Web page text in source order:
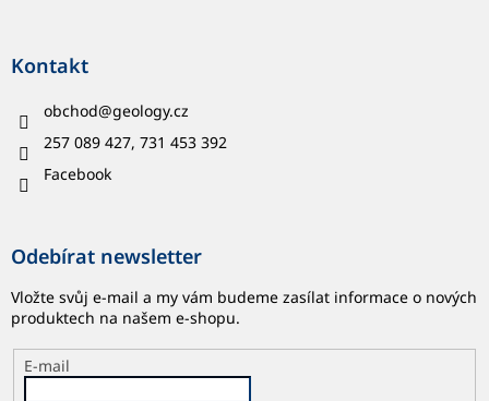
Kontakt
obchod@geology.cz
257 089 427, 731 453 392
Facebook
Odebírat newsletter
Vložte svůj e-mail a my vám budeme zasílat informace o nových
produktech na našem e-shopu.
E-mail